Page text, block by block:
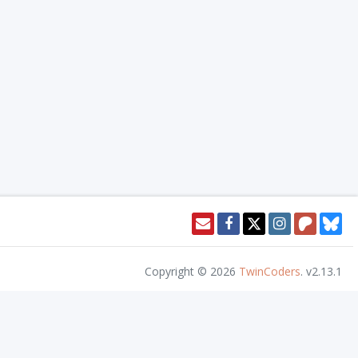
Copyright © 2026 TwinCoders. v2.13.1